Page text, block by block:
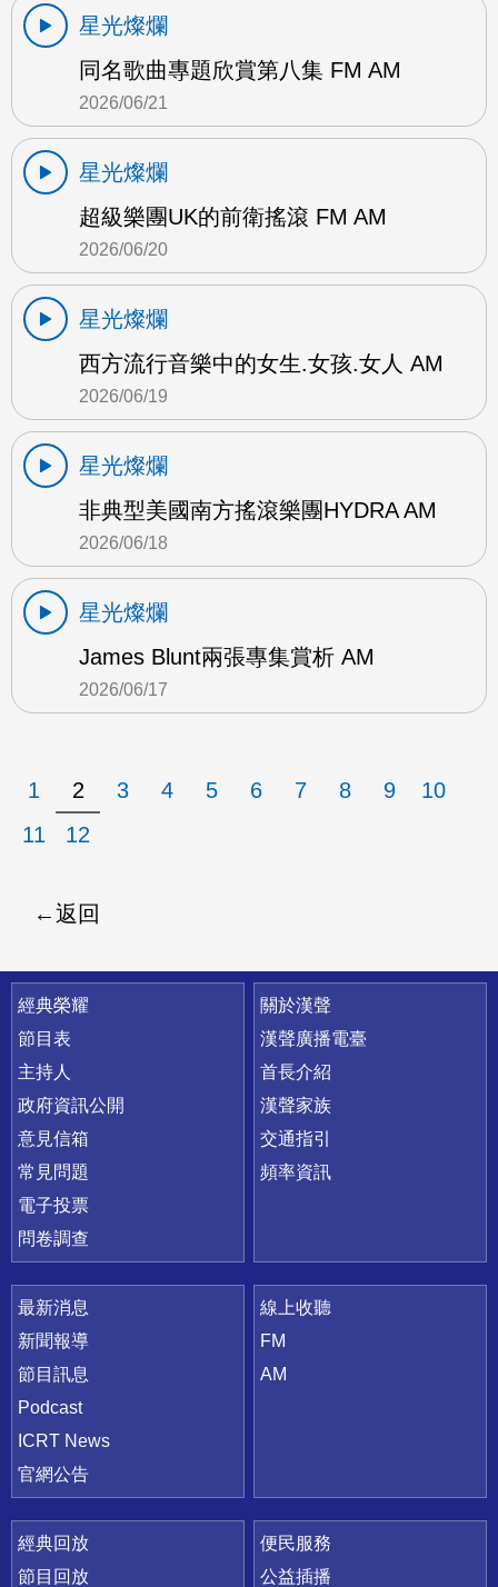
星光燦爛
同名歌曲專題欣賞第八集 FM AM
2026/06/21
星光燦爛
超級樂團UK的前衛搖滾 FM AM
2026/06/20
星光燦爛
西方流行音樂中的女生.女孩.女人 AM
2026/06/19
星光燦爛
非典型美國南方搖滾樂團HYDRA AM
2026/06/18
星光燦爛
James Blunt兩張專集賞析 AM
2026/06/17
1 2 3 4 5 6 7 8 9
10
11
12
返回
快速連結
經典榮耀
節目表
主持人
政府資訊公開
意見信箱
常見問題
電子投票
問卷調查
關於漢聲
漢聲廣播電臺
首長介紹
漢聲家族
交通指引
頻率資訊
最新消息
新聞報導
節目訊息
Podcast
ICRT News
官網公告
線上收聽
FM
AM
經典回放
節目回放
便民服務
公益插播